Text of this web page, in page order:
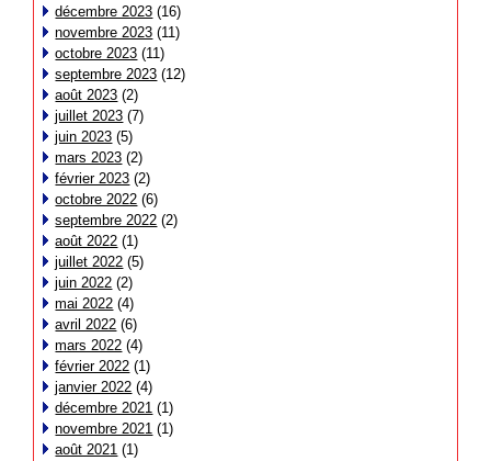
décembre 2023 (16)
novembre 2023 (11)
octobre 2023 (11)
septembre 2023 (12)
août 2023 (2)
juillet 2023 (7)
juin 2023 (5)
mars 2023 (2)
février 2023 (2)
octobre 2022 (6)
septembre 2022 (2)
août 2022 (1)
juillet 2022 (5)
juin 2022 (2)
mai 2022 (4)
avril 2022 (6)
mars 2022 (4)
février 2022 (1)
janvier 2022 (4)
décembre 2021 (1)
novembre 2021 (1)
août 2021 (1)